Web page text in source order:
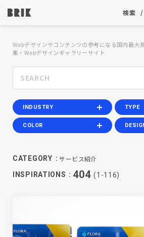
検索
Webデザインやコンテンツの参考になる国内最大
集・Webデザインギャラリーサイト
INDUSTRY TYPE
COLOR
CATEGORY サービス紹介
INSPIRATIONS 404 (1-116)